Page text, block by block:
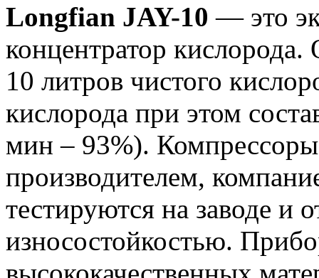
Longfian JAY-10 — это
концентратор
10 литров чистого
кислорода при этом
мин – 93%).
производителем,
тестируются на заводе и
износостойкостью.